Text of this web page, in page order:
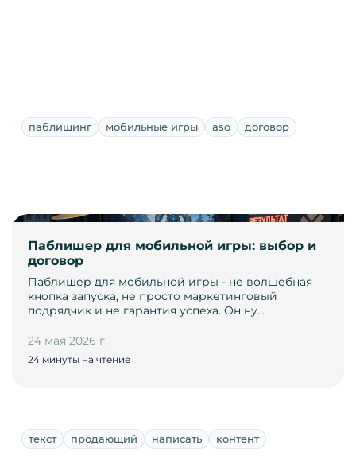
паблишинг мобильные игры aso договор
Паблишер для мобильной игры: выбор и
договор
Паблишер для мобильной игры - не волшебная
кнопка запуска, не просто маркетинговый
подрядчик и не гарантия успеха. Он ну…
24 мая 2026 г.
24 минуты на чтение
текст продающий написать контент